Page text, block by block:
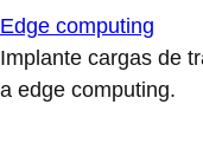
Edge computing
Implante cargas de
a edge computing.